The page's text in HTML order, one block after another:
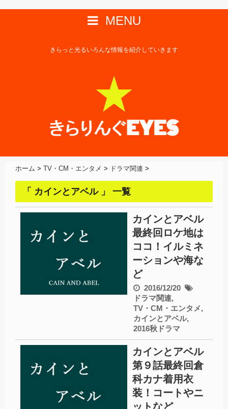
MENU
きらっと光るいろんな情報を紹介していきます
ホーム > TV・CM・エンタメ > ドラマ関連 >
「 カインとアベル 」 一覧
カインとアベル
最終回ロケ地は
ココ！イルミネ
ーションや海な
ど
2016/12/20
ドラマ関連,
TV・CM・エンタメ,
カインとアベル,
2016秋ドラマ
カインとアベル
第９話最終回倉
科カナ着用衣
装！コートやニ
ットなど